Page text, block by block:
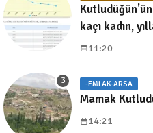
kaçı kadın,
11:20
-EMLAK-ARSA
Mamak
14:21